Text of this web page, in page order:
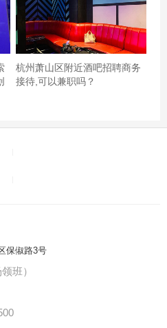
楼呜呜拿自助餐太不方便自助
是人很多拿饮料也需要排队总
徐家汇街道附近ktv招聘包厢管
有哪些要求
杭州萧山区附近酒吧招聘商务
接待,可以兼职吗？
保俶路3号
班）